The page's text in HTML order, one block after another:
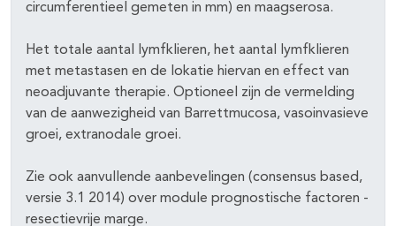
circumferentieel gemeten in mm) en maagserosa.
Het totale aantal lymfklieren, het aantal lymfklieren
met metastasen en de lokatie hiervan en effect van
neoadjuvante therapie. Optioneel zijn de vermelding
van de aanwezigheid van Barrettmucosa, vasoinvasieve
groei, extranodale groei.
Zie ook aanvullende aanbevelingen (consensus based,
versie 3.1 2014) over module prognostische factoren -
resectievrije marge.